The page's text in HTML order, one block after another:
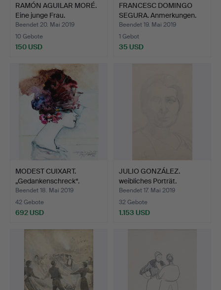
RAMÓN AGUILAR MORÉ.
Eine junge Frau.
Beendet 20. Mai 2019
10 Gebote
150 USD
FRANCESC DOMINGO
SEGURA. Anmerkungen.
Beendet 19. Mai 2019
1 Gebot
35 USD
MODEST CUIXART.
„Gedankenschreck“.
Beendet 18. Mai 2019
42 Gebote
692 USD
JULIO GONZÁLEZ.
weibliches Porträt.
Beendet 17. Mai 2019
32 Gebote
1.153 USD